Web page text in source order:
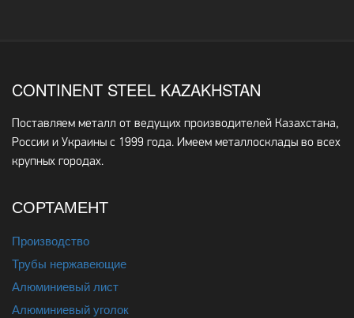
CONTINENT STEEL KAZAKHSTAN
Поставляем металл от ведущих производителей Казахстана,
России и Украины с 1999 года. Имеем металлосклады во всех
крупных городах.
СОРТАМЕНТ
Производство
Трубы нержавеющие
Алюминиевый лист
Алюминиевый уголок